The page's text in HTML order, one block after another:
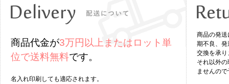
商品代金が3万円以上またはロット単
位で送料無料です。
名入れ印刷しても適応されます。
商品の発
期不良、
交換を承り
それ以外
ませんの